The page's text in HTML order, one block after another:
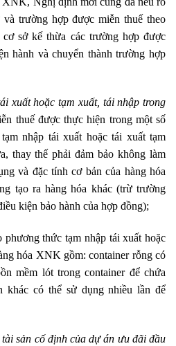
trường hợp được miễn thuế theo
sở kế thừa các trường hợp được
hành và chuyển thành trường hợp
xuất hoặc tạm xuất, tái nhập trong
thuế được thực hiện trong một số
nhập tái xuất hoặc tái xuất tạm
thay thế phải đảm bảo không làm
và đặc tính cơ bản của hàng hóa
tạo ra hàng hóa khác (trừ trường
kiện bảo hành của hợp đồng);
thức tạm nhập tái xuất hoặc
hóa XNK gồm: container rỗng có
mềm lót trong container để chứa
khác có thể sử dụng nhiều lần để
sản cố định của dự án ưu đãi đầu